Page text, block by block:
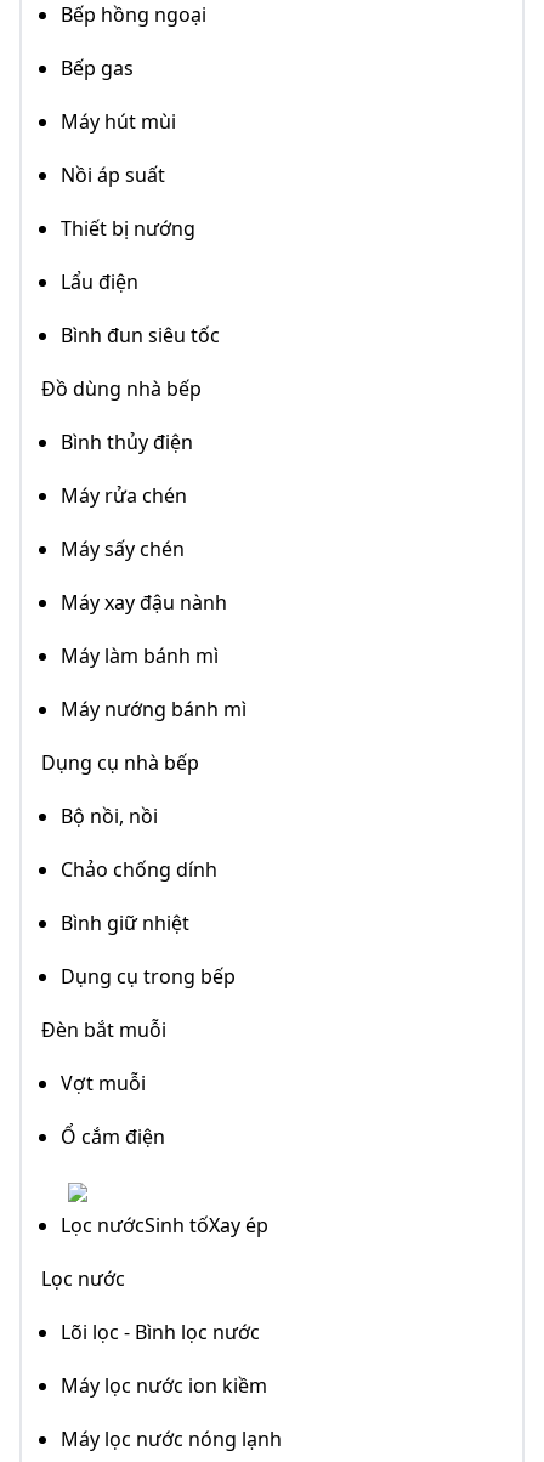
Bếp hồng ngoại
Bếp gas
Máy hút mùi
Nồi áp suất
Thiết bị nướng
Lẩu điện
Bình đun siêu tốc
Đồ dùng nhà bếp
Bình thủy điện
Máy rửa chén
Máy sấy chén
Máy xay đậu nành
Máy làm bánh mì
Máy nướng bánh mì
Dụng cụ nhà bếp
Bộ nồi, nồi
Chảo chống dính
Bình giữ nhiệt
Dụng cụ trong bếp
Đèn bắt muỗi
Vợt muỗi
Ổ cắm điện
Lọc nướcSinh tốXay ép
Lọc nước
Lõi lọc - Bình lọc nước
Máy lọc nước ion kiềm
Máy lọc nước nóng lạnh